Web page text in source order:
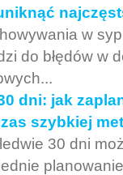
w
do błędów w
dni: jak
szybkiej
30 dni